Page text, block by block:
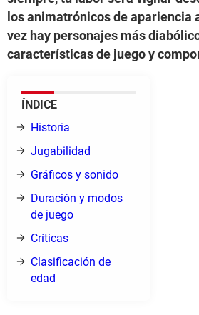
los animatrónicos de apariencia
vez hay personajes más
características de juego y
ÍNDICE
Historia
Jugabilidad
Gráficos y sonido
Duración y modos
de juego
Críticas
Clasificación de
edad